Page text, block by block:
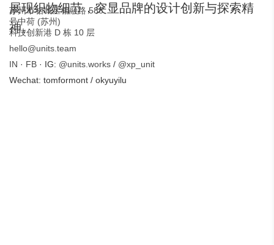
展现织物细节，突显品牌的设计创新与探索精
神。
苏州市相城区相融路 588
号中荷 (苏州)
科技创新港 D 栋 10 层
hello@units.team
IN · FB · IG: @units.works / @xp_unit
Wechat: tomformont / okyuyilu